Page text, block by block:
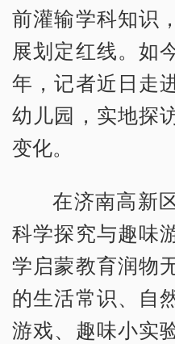
前灌输学科知识
展划定红线。如
年，记者近日走
幼儿园，实地探
变化。
在济南高新
科学探究与趣味
学启蒙教育润物
的生活常识、自
游戏、趣味小实